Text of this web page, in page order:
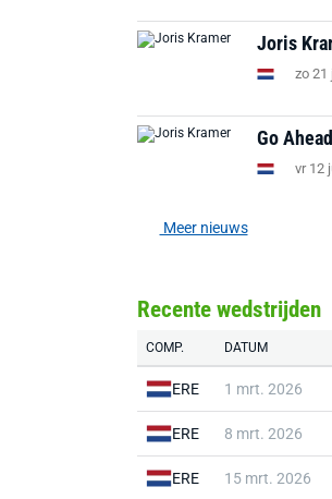
Joris
zo 21
Go
vr 12
Meer nieuws
Recente wedstrijden
COMP. DATUM
ERE 1 mrt. 2026
ERE 8 mrt. 2026
ERE 15 mrt. 2026